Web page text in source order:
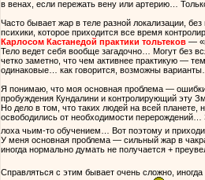
в венах, если пережать вену или артерию…
Часто бывает жар в теле разной локализации,
психики, которое приходится все время
Карлосом Кастанедой практики тольтеков—
Тело ведет себя вообще загадочно… Могут без
четко заметно, что чем активнее практикую —
одинаковые… как говорится, возможны
Я понимаю, что моя основная проблема —
пробуждения Кундалини и контролирующий эту
Но дело в том, что таких людей на всей
освободились от необходимости
лоха чьим-то обучением… Вот поэтому и
У меня основная проблема — сильный жар в
иногда нормально думать не получается +
Справляться с этим бывает очень сложно,